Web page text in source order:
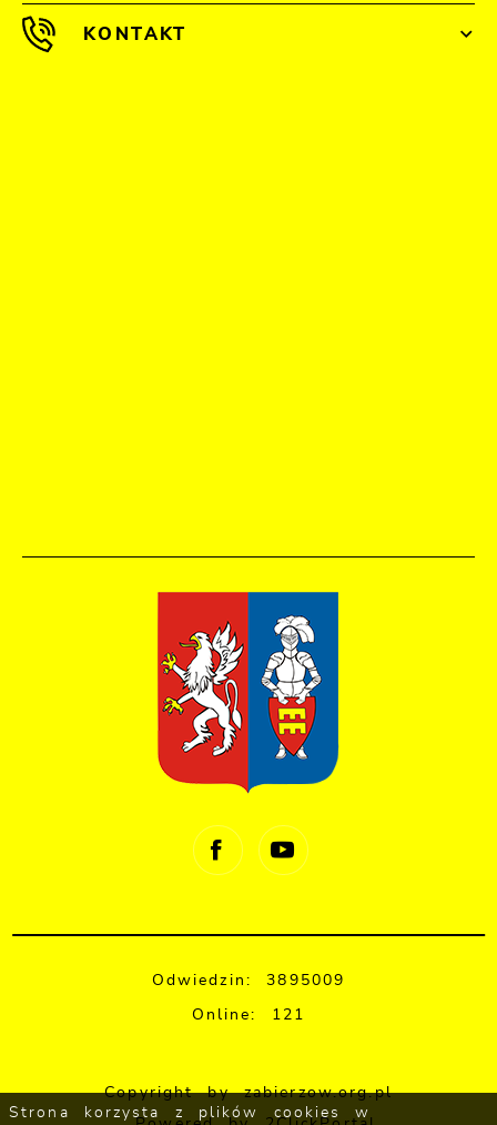
KONTAKT
Odwiedzin: 3895009
Online: 121
Copyright by zabierzow.org.pl
Strona korzysta z plików cookies w